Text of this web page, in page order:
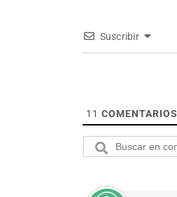
Suscribir
11 COMENTARIOS